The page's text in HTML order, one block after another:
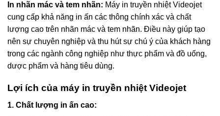
In nhãn mác và tem nhãn: Máy in truyền nhiệt Videojet
cung cấp khả năng in ấn các thông chính xác và chất
lượng cao trên nhãn mác và tem nhãn. Điều này giúp tạo
nên sự chuyên nghiệp và thu hút sự chú ý của khách hàng
trong các ngành công nghiệp như thực phẩm và đồ uống,
dược phẩm và hàng tiêu dùng.
Lợi ích của máy in truyền nhiệt Videojet
1. Chất lượng in ấn cao: